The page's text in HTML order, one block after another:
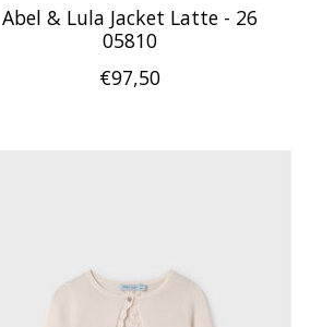
Abel & Lula Jacket Latte - 26
05810
€97,50